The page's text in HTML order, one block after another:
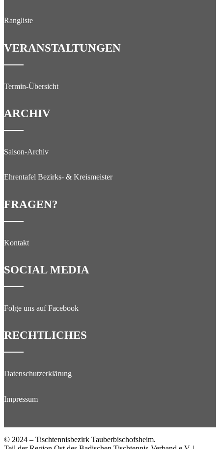
Rangliste
VERANSTALTUNGEN
Termin-Übersicht
ARCHIV
Saison-Archiv
Ehrentafel Bezirks- & Kreismeister
FRAGEN?
Kontakt
SOCIAL MEDIA
Folge uns auf Facebook
RECHTLICHES
Datenschutzerklärung
Impressum
© 2024 – Tischtennisbezirk Tauberbischofsheim.